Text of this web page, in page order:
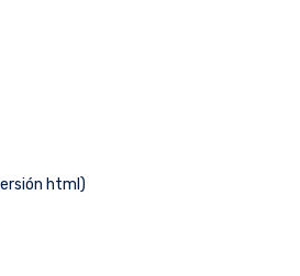
html)